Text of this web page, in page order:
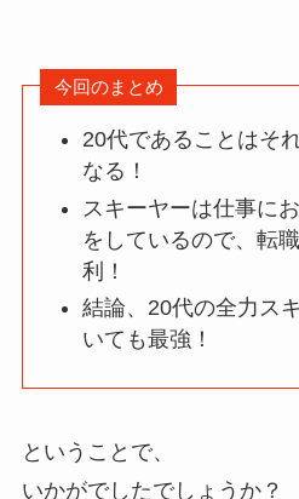
今回のまとめ
20代であることはそ
なる！
スキーヤーは仕事に
をしているので、転
利！
結論、20代の全力ス
いても最強！
ということで、
いかがでしたでしょうか？